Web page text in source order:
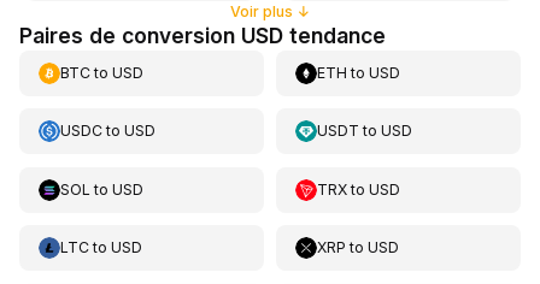
Voir plus ↓
Paires de conversion USD tendance
BTCto USD ETH toUSD
USDCto USD USDT toUSD
SOL to USD TRXtoUSD
LTCto USD XRP toUSD